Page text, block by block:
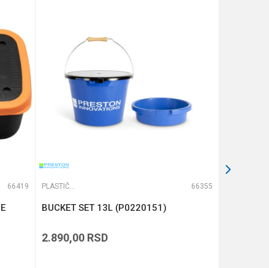
66419 PLASTIČNE KUTIJE 66355
BUCKET SET 13L (P0220151)
2.890,00 RSD